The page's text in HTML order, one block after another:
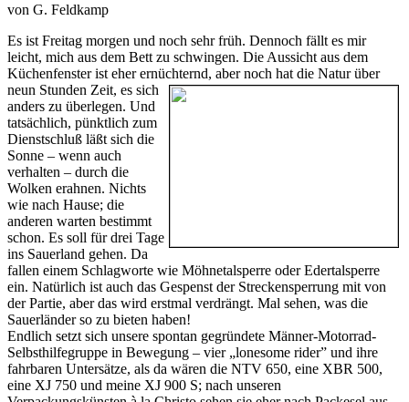
von G. Feldkamp
Es ist Freitag morgen und noch sehr früh. Dennoch fällt es mir
leicht, mich aus dem Bett zu schwingen. Die Aussicht aus dem
Küchenfenster ist eher ernüchternd, aber noch hat die Natur über
neun Stunden Zeit, es sich
anders zu überlegen. Und
tatsächlich, pünktlich zum
Dienstschluß läßt sich die
Sonne – wenn auch
verhalten – durch die
Wolken erahnen. Nichts
wie nach Hause; die
anderen warten bestimmt
schon. Es soll für drei Tage
ins Sauerland gehen. Da
fallen einem Schlagworte wie Möhnetalsperre oder Edertalsperre
ein. Natürlich ist auch das Gespenst der Streckensperrung mit von
der Partie, aber das wird erstmal verdrängt. Mal sehen, was die
Sauerländer so zu bieten haben!
Endlich setzt sich unsere spontan gegründete Männer-Motorrad-
Selbsthilfegruppe in Bewegung – vier „lonesome rider” und ihre
fahrbaren Untersätze, als da wären die NTV 650, eine XBR 500,
eine XJ 750 und meine XJ 900 S; nach unseren